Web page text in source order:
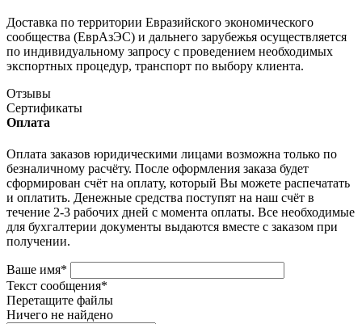
Доставка по территории Евразийского экономического
сообщества (ЕврАзЭС) и дальнего зарубежья осуществляется
по индивидуальному запросу с проведением необходимых
экспортных процедур, транспорт по выбору клиента.
Отзывы
Сертификаты
Оплата
Оплата заказов юридическими лицами возможна только по
безналичному расчёту. После оформления заказа будет
сформирован счёт на оплату, который Вы можете распечатать
и оплатить. Денежные средства поступят на наш счёт в
течение 2-3 рабочих дней с момента оплаты. Все необходимые
для бухгалтерии документы выдаются вместе с заказом при
получении.
Ваше имя*
Текст сообщения*
Перетащите файлы
Ничего не найдено